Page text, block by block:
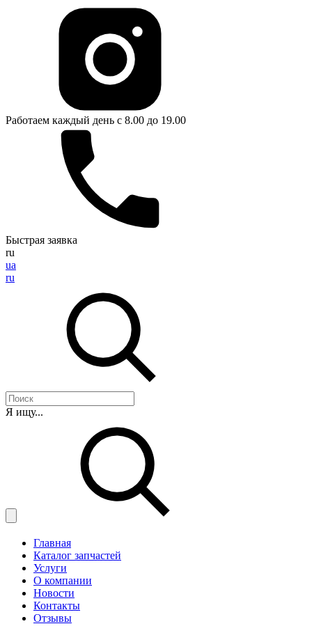
Работаем каждый день с 8.00 до 19.00
Быстрая заявка
ru
ua
ru
Я ищу...
Главная
Каталог запчастей
Услуги
О компании
Новости
Контакты
Отзывы